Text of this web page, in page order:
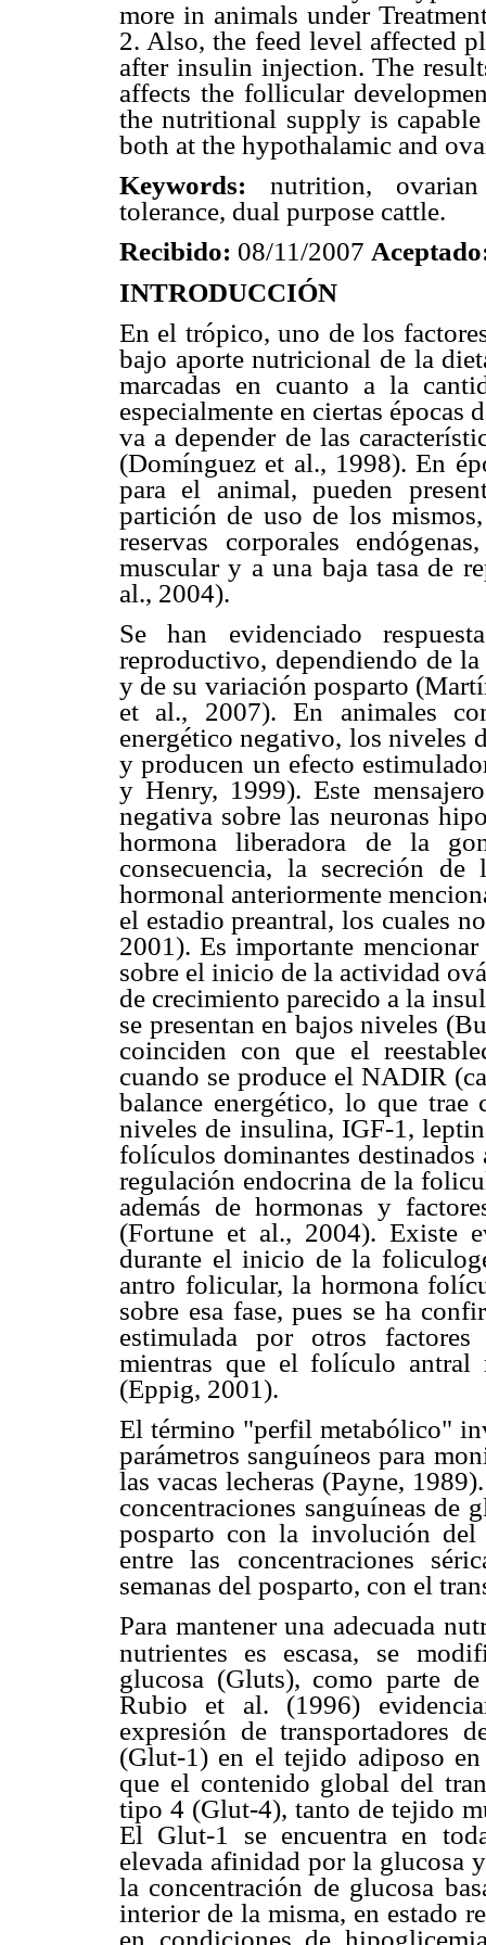
more in animals under
2. Also, the feed level affected
after insulin injection. The
affects the follicular
the nutritional supply is
both at the hypothalamic and
Keywords: nutrition,
tolerance, dual purpose cattle.
Recibido: 08/11/2007
INTRODUCCIÓN
En el trópico, uno de los
bajo aporte nutricional de la
marcadas en cuanto a la
especialmente en ciertas
va a depender de las
(Domínguez et al., 1998). En
para el animal, pueden
partición de uso de los
reservas corporales
muscular y a una baja tasa de
al., 2004).
Se han evidenciado
reproductivo, dependiendo de
y de su variación posparto
et al., 2007). En animales
energético negativo, los niveles
y producen un efecto
y Henry, 1999). Este
negativa sobre las neuronas
hormona liberadora de la
consecuencia, la secreción
hormonal anteriormente
el estadio preantral, los cuales
2001). Es importante
sobre el inicio de la actividad
de crecimiento parecido a la
se presentan en bajos niveles
coinciden con que el
cuando se produce el NADIR
balance energético, lo que trae
niveles de insulina, IGF-1,
folículos dominantes
regulación endocrina de la
además de hormonas y
(Fortune et al., 2004). Existe
durante el inicio de la
antro folicular, la hormona
sobre esa fase, pues se ha
estimulada por otros
mientras que el folículo antral
(Eppig, 2001).
El término "perfil metabólico"
parámetros sanguíneos para
las vacas lecheras (Payne,
concentraciones sanguíneas de
posparto con la involución del
entre las concentraciones
semanas del posparto, con el
Para mantener una adecuada
nutrientes es escasa, se
glucosa (Gluts), como parte
Rubio et al. (1996)
expresión de transportadores
(Glut-1) en el tejido adiposo en
que el contenido global del
tipo 4 (Glut-4), tanto de tejido
El Glut-1 se encuentra en
elevada afinidad por la glucosa
la concentración de glucosa
interior de la misma, en estado